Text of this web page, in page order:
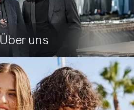
Über uns